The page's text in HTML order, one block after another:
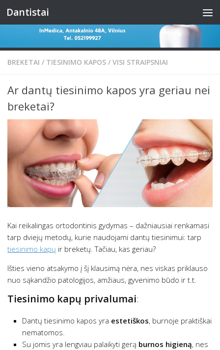
Skip to content
Dantistai
BREKETAI / TIESINIMO KAPOS / VISI STRAIPSNIAI
Ar dantų tiesinimo kapos yra geriau nei
breketai?
Kai reikalingas ortodontinis gydymas – dažniausiai renkamasi
tarp dviejų metodų, kurie naudojami dantų tiesinimui: tarp
tiesinimo kapų ir breketų. Tačiau, kas geriau?
Išties vieno atsakymo į šį klausimą nėra, nes viskas priklauso
nuo sąkandžio patologijos, amžiaus, gyvenimo būdo ir t.t.
Tiesinimo kapų privalumai:
Dantų tiesinimo kapos yra estetiškos, burnoje praktiškai
nematomos.
Su jomis yra lengviau palaikyti gerą burnos higieną, nes